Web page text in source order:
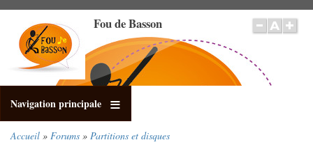
contenu
principal
Fou de Basson
Navigation principale
Accueil Forums Partitions et disques